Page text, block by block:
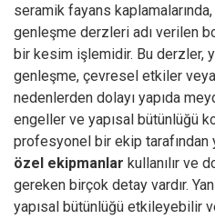
seramik fayans
genleşme derzleri adı verilen
bir kesim işlemidir. Bu derzler,
genleşme, çevresel etkiler
nedenlerden dolayı yapıda
engeller ve yapısal bütünlüğü
profesyonel bir ekip tarafından
özel ekipmanlar kullanılır ve
gereken birçok detay vardır.
yapısal bütünlüğü etkileyebilir